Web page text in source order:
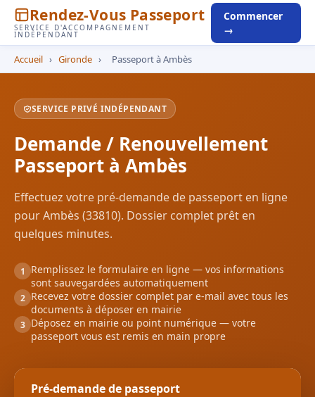
Rendez-Vous Passeport
SERVICE D'ACCOMPAGNEMENT
INDÉPENDANT
Commencer
→
Accueil › Gironde › Passeport à Ambès
SERVICE PRIVÉ INDÉPENDANT
Demande / Renouvellement
Passeport à Ambès
Effectuez votre pré-demande de passeport en ligne
pour Ambès (33810). Dossier complet prêt en
quelques minutes.
1
Remplissez le formulaire en ligne — vos informations
sont sauvegardées automatiquement
2 Recevez votre dossier complet par e-mail avec tous les
documents à déposer en mairie
3 Déposez en mairie ou point numérique — votre
passeport vous est remis en main propre
Pré-demande de passeport